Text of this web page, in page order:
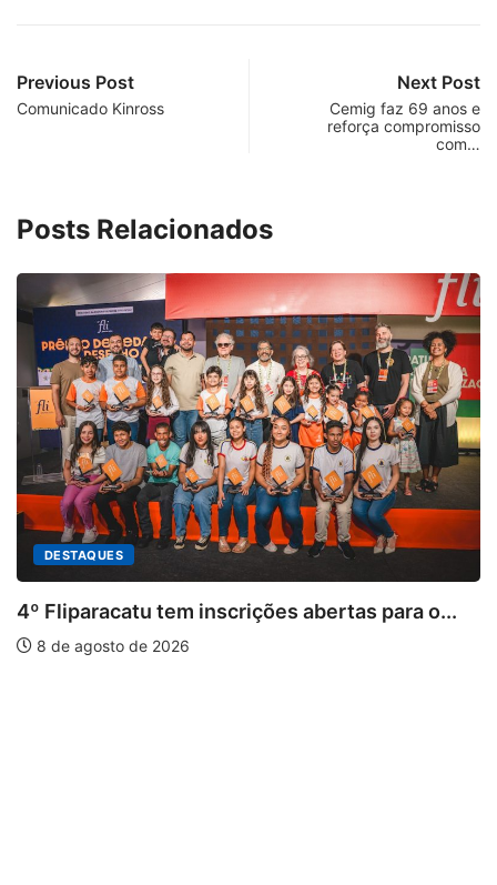
Previous Post
Comunicado Kinross
Next Post
Cemig faz 69 anos e
reforça compromisso
com…
Posts Relacionados
para o...